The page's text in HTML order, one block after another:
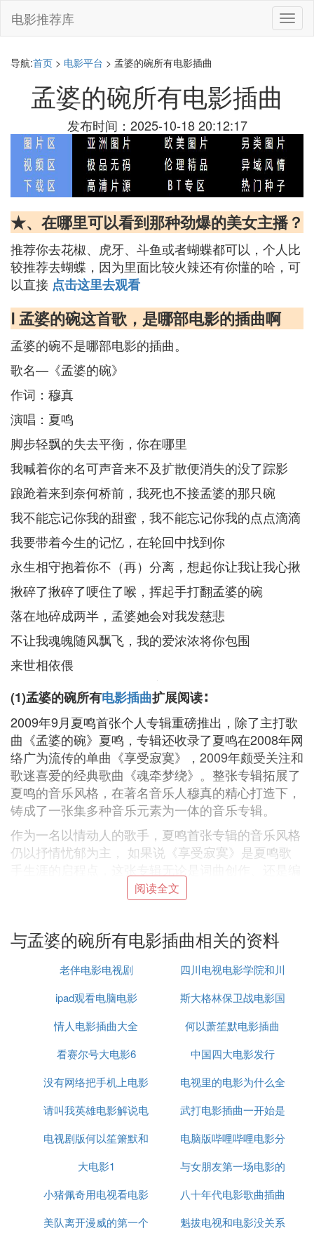
切
换
电影推荐库
导航:首页 > 电影平台 > 孟婆的碗所有电影插曲
孟婆的碗所有电影插曲
发布时间：2025-10-18 20:12:17
★、在哪里可以看到那种劲爆的美女主播？
推荐你去花椒、虎牙、斗鱼或者蝴蝶都可以，个人比
较推荐去蝴蝶，因为里面比较火辣还有你懂的哈，可
以直接 点击这里去观看
Ⅰ 孟婆的碗这首歌，是哪部电影的插曲啊
孟婆的碗不是哪部电影的插曲。
歌名—《孟婆的碗》
作词：穆真
演唱：夏鸣
脚步轻飘的失去平衡，你在哪里
我喊着你的名可声音来不及扩散便消失的没了踪影
踉跄着来到奈何桥前，我死也不接孟婆的那只碗
我不能忘记你我的甜蜜，我不能忘记你我的点点滴滴
我要带着今生的记忆，在轮回中找到你
永生相守抱着你不（再）分离，想起你让我让我心揪
揪碎了揪碎了哽住了喉，挥起手打翻孟婆的碗
落在地碎成两半，孟婆她会对我发慈悲
不让我魂魄随风飘飞，我的爱浓浓将你包围
来世相依偎
(1)孟婆的碗所有电影插曲扩展阅读∶
2009年9月夏鸣首张个人专辑重磅推出，除了主打歌
曲《孟婆的碗》夏鸣，专辑还收录了夏鸣在2008年网
络广为流传的单曲《享受寂寞》，2009年颇受关注和
歌迷喜爱的经典歌曲《魂牵梦绕》。整张专辑拓展了
夏鸣的音乐风格，在著名音乐人穆真的精心打造下，
铸成了一张集多种音乐元素为一体的音乐专辑。
作为一名以情动人的歌手，夏鸣首张专辑的音乐风格
仍以抒情忧郁为主， 如果说《享受寂寞》是夏鸣歌
曲制作，都是夏鸣在音乐道路上的一个里程碑，在演
唱方面夏鸣对歌曲的把握和诠释也有了一个崭新的超
Ⅱ 魏佳艺全部歌曲
1、《女人如烟》
2、《我经历了你们不曾经历的爱情》
3、《落叶飘零》
4、《还给我天籁音色》
5、《那些》
6、《白衣天使》
7、《地球，我们家园》
8、《等》
阅读全文
与孟婆的碗所有电影插曲相关的资料
老伴电影电视剧
四川电视电影学院和川
传
ipad观看电脑电影
斯大格林保卫战电影国
语
情人电影插曲大全
何以萧笙默电影插曲
看赛尔号大电影6
中国四大电影发行
没有网络把手机上电影
投屏到电视
电视里的电影为什么全
是付费
请叫我英雄电影解说电
视剧版
武打电影插曲一开始是
敲鼓
电视剧版何以笙箫默和
电影版何以笙箫默
电脑版哔哩哔哩电影分
区在哪
大电影1
与女朋友第一场电影的
诗词
小猪佩奇用电视看电影
八十年代电影歌曲插曲
美队离开漫威的第一个
魁拔电视和电影没关系